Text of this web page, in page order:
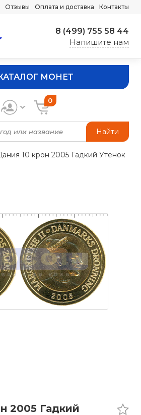
Отзывы Оплата и доставка Контакты
8 (499) 755 58 44
Напишите нам
МОНЕТ
Найти
0
10 крон 2005 Гадкий Утенок
2005 Гадкий